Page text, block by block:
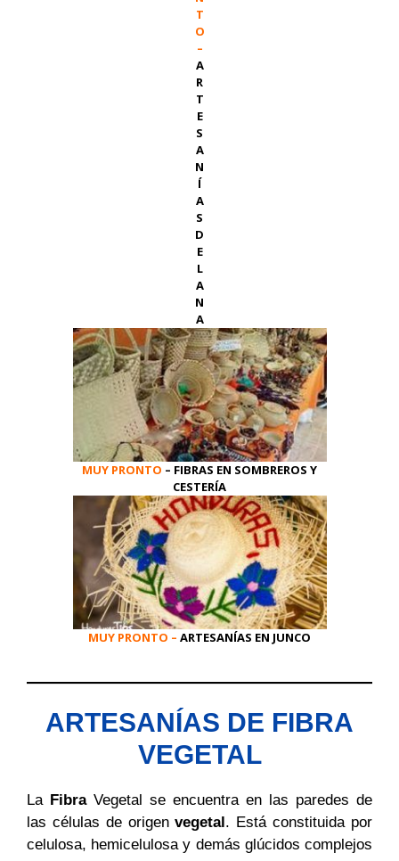
T
O
–
A
R
T
E
S
A
N
Í
A
S
D
E
L
A
N
A
MUY PRONTO – FIBRAS EN SOMBREROS Y
CESTERÍA
MUY PRONTO – ARTESANÍAS EN JUNCO
ARTESANÍAS DE FIBRA
VEGETAL
La FibraVegetal se encuentra en las paredes de
las células de origenvegetal . Está constituida por
celulosa, hemicelulosa y demás glúcidos complejos